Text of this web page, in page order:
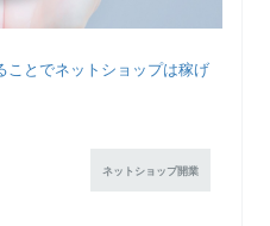
ことでネットショップは稼げ
ネットショップ開業